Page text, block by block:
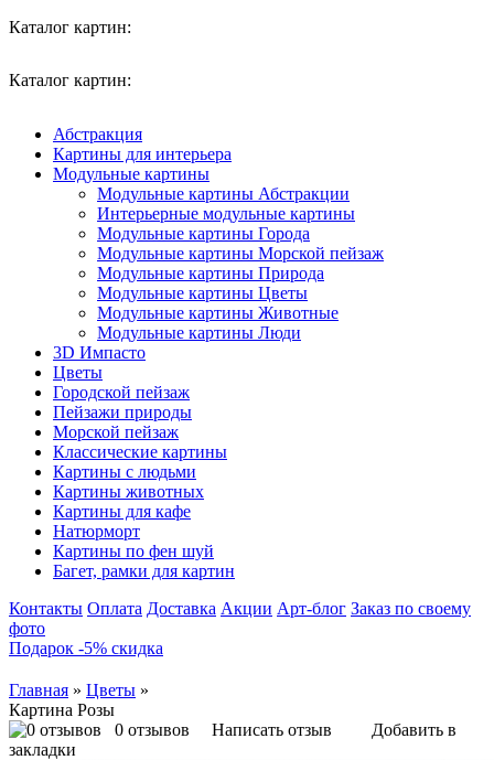
Каталог картин:
Каталог картин:
Абстракция
Картины для интерьера
Модульные картины
Модульные картины Абстракции
Интерьерные модульные картины
Модульные картины Города
Модульные картины Морской пейзаж
Модульные картины Природа
Модульные картины Цветы
Модульные картины Животные
Модульные картины Люди
3D Импасто
Цветы
Городской пейзаж
Пейзажи природы
Морской пейзаж
Классические картины
Картины с людьми
Картины животных
Картины для кафе
Натюрморт
Картины по фен шуй
Багет, рамки для картин
Контакты Оплата Доставка Акции Арт-блог Заказ по своему
фото
Подарок -5% скидка
Главная » Цветы »
Картина Розы
0 отзывов
Написать отзыв
Добавить в
закладки